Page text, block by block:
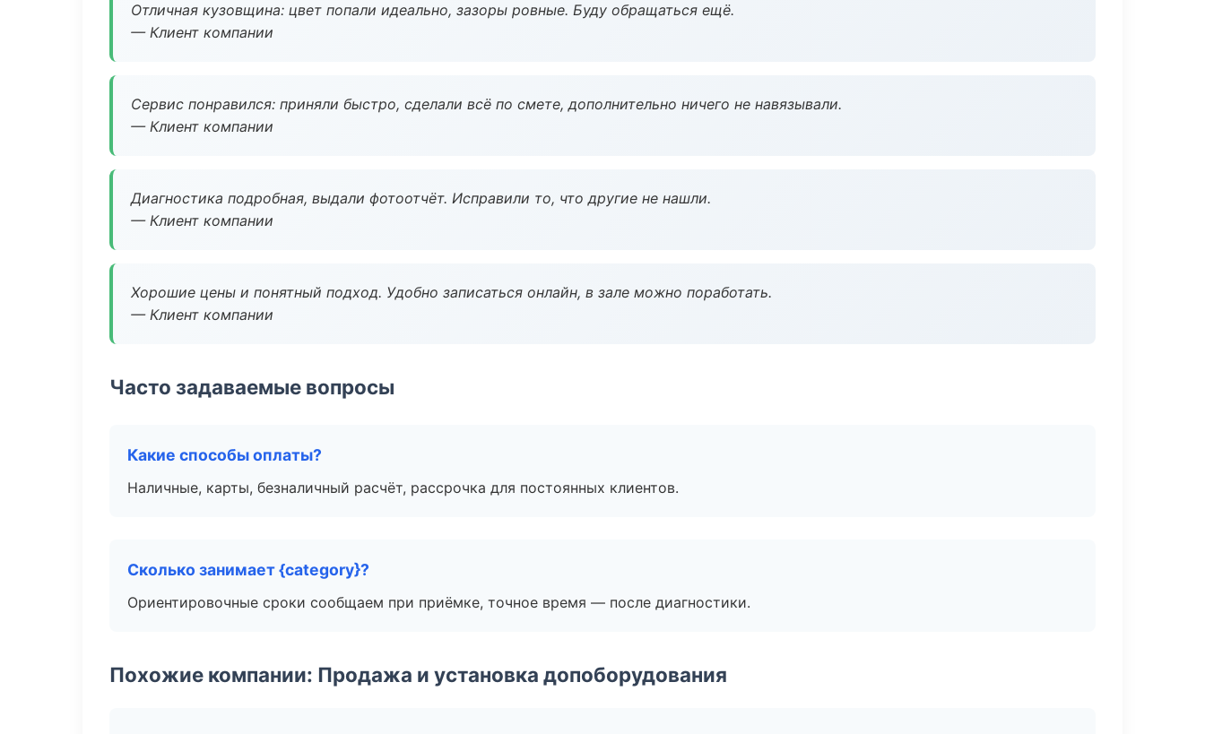
Отличная кузовщина: цвет попали идеально, зазоры ровные. Буду обращаться ещё.
— Клиент компании
Сервис понравился: приняли быстро, сделали всё по смете, дополнительно ничего не навязывали.
— Клиент компании
Диагностика подробная, выдали фотоотчёт. Исправили то, что другие не нашли.
— Клиент компании
Хорошие цены и понятный подход. Удобно записаться онлайн, в зале можно поработать.
— Клиент компании
Часто задаваемые вопросы
Какие способы оплаты?
Наличные, карты, безналичный расчёт, рассрочка для постоянных клиентов.
Сколько занимает {category}?
Ориентировочные сроки сообщаем при приёмке, точное время — после диагностики.
Похожие компании: Продажа и установка допоборудования